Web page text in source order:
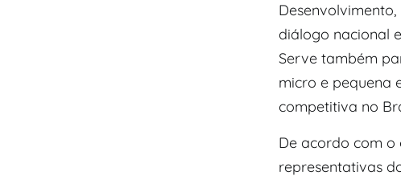
diálogo nacional
Serve também
micro e pequena
competitiva no
De acordo com o
representativas